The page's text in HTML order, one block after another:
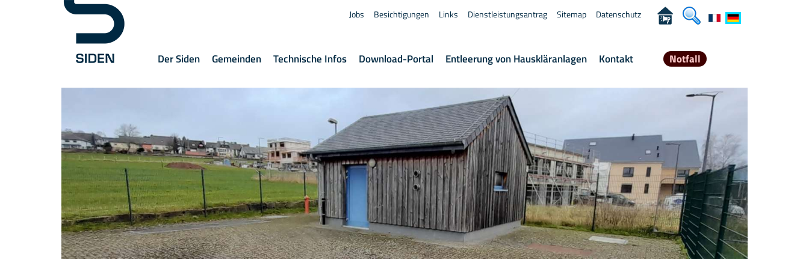
Der Siden Gemeinden Technische Infos Download-Portal Entleerung von Hauskläranlagen Kontakt Notfall
Jobs Besichtigungen Links Dienstleistungsantrag Sitemap Datenschutz